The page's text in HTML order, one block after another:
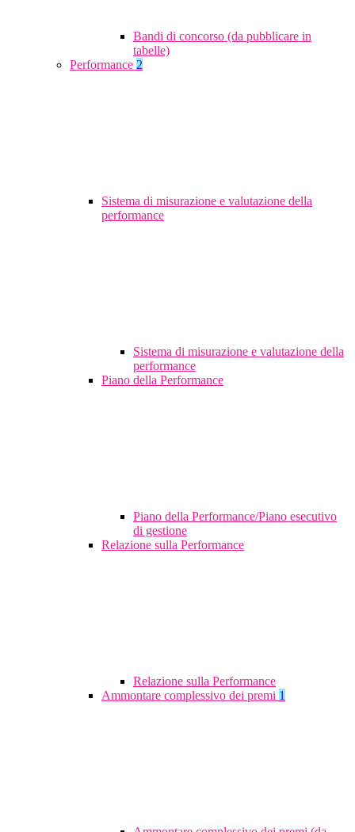
Bandi di concorso (da pubblicare in
tabelle)
Performance 2
Sistema di misurazione e valutazione della
performance
Sistema di misurazione e valutazione della
performance
Piano della Performance
Piano della Performance/Piano esecutivo
di gestione
Relazione sulla Performance
Relazione sulla Performance
Ammontare complessivo dei premi 1